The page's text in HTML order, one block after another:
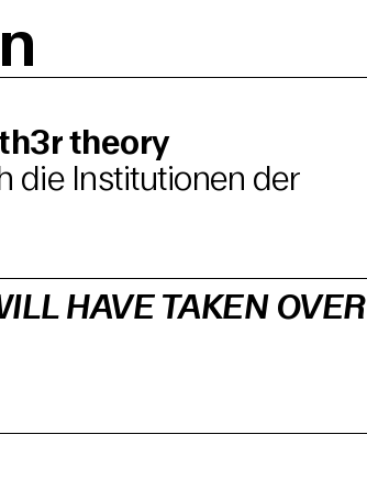
theory
die Institutionen der
HAVE TAKEN OVER